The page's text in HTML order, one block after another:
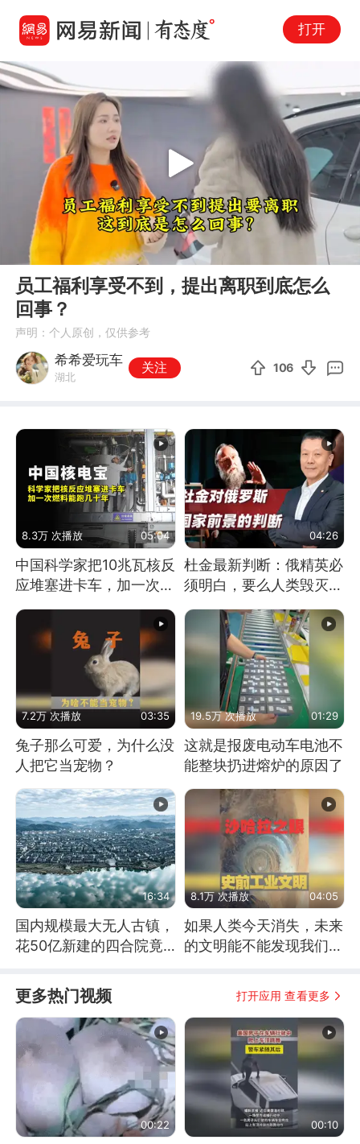
打开
00:00
Play
员工福利享受不到，提出离职到底怎么
回事？
声明：个人原创，仅供参考
希希爱玩车
湖北
关注 106
8.3万 次播放 05:04
中国科学家把10兆瓦核反
应堆塞进卡车，加一次燃
04:26
杜金最新判断：俄精英必
须明白，要么人类毁灭，
7.2万 次播放 03:35
兔子那么可爱，为什么没
人把它当宠物？
19.5万 次播放 01:29
这就是报废电动车电池不
能整块扔进熔炉的原因了
16:34
国内规模最大无人古镇，
花50亿新建的四合院竟
8.1万 次播放 04:05
如果人类今天消失，未来
的文明能不能发现我们存
更多热门视频 打开应用 查看更多
00:22 00:10